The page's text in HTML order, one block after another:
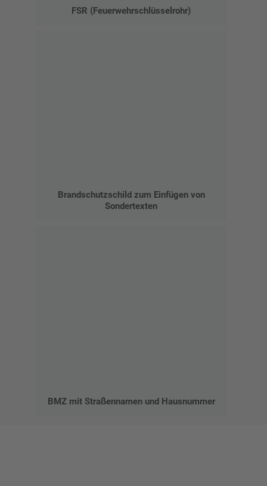
FSR (Feuerwehrschlüsselrohr)
Brandschutzschild zum Einfügen von
Sondertexten
BMZ mit Straßennamen und Hausnummer